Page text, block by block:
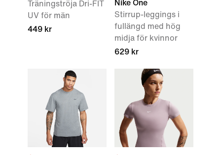
Träningströja Dri-FIT
UV för män
449 kr
Nike One
Stirrup-leggings i
fullängd med hög
midja för kvinnor
629 kr